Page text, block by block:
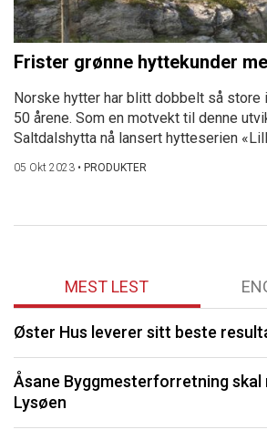
Frister grønne hyttekunder
Norske hytter har blitt dobbelt så store
50 årene. Som en motvekt til denne
Saltdalshytta nå lansert hytteserien
05 Okt 2023 • PRODUKTER
MEST LEST
Øster Hus leverer sitt beste
Åsane Byggmesterforretning skal
Lysøen